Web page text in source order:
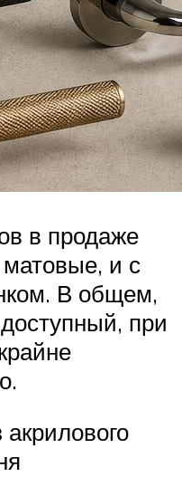
в продаже
и с
В общем,
при